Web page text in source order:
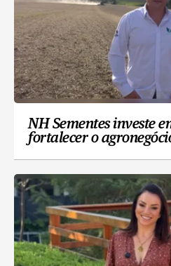
NH Sementes investe
fortalecer o